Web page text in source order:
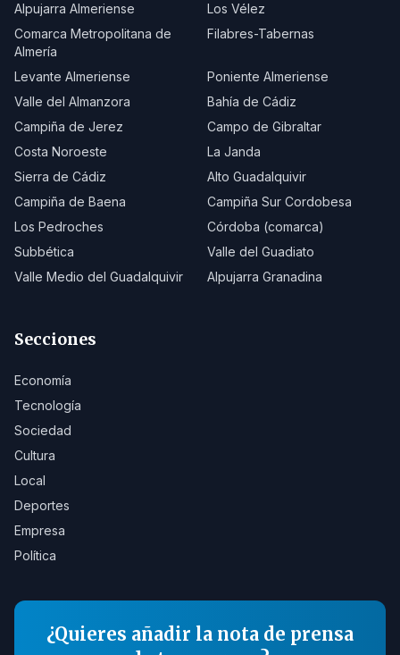
Alpujarra Almeriense
Los Vélez
Comarca Metropolitana de
Almería
Filabres-Tabernas
Levante Almeriense
Poniente Almeriense
Valle del Almanzora
Bahía de Cádiz
Campiña de Jerez
Campo de Gibraltar
Costa Noroeste
La Janda
Sierra de Cádiz
Alto Guadalquivir
Campiña de Baena
Campiña Sur Cordobesa
Los Pedroches
Córdoba (comarca)
Subbética
Valle del Guadiato
Valle Medio del Guadalquivir
Alpujarra Granadina
Secciones
Economía
Tecnología
Sociedad
Cultura
Local
Deportes
Empresa
Política
¿Quieres añadir la nota de prensa